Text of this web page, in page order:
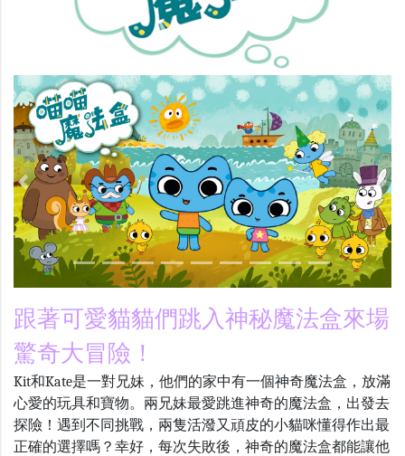
Previous
跟著可愛貓貓們跳入神秘魔法盒來場
驚奇大冒險！
Kit和Kate是一對兄妹，他們的家中有一個神奇魔法盒，放滿
心愛的玩具和寶物。兩兄妹最愛跳進神奇的魔法盒，出發去
探險！遇到不同挑戰，兩隻活潑又頑皮的小貓咪懂得作出最
正確的選擇嗎？幸好，每次失敗後，神奇的魔法盒都能讓他